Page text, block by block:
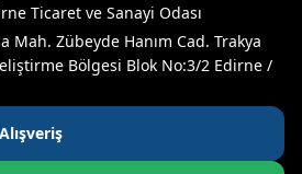
Ticaret ve Sanayi Odası
Mah. Zübeyde Hanım Cad. Trakya
Bölgesi Blok No:3/2 Edirne /